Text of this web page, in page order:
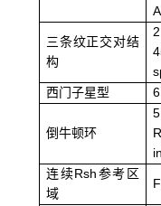
三条纹正交对结
构
西门子星型
倒牛顿环
连续Rsh参考区
域